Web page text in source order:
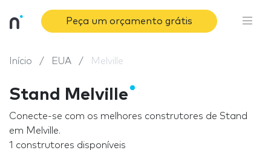
Peça um orçamento grátis
Início EUA Melville
Stand Melville
Conecte-se com os melhores construtores de Stand
em Melville.
1 construtores disponíveis